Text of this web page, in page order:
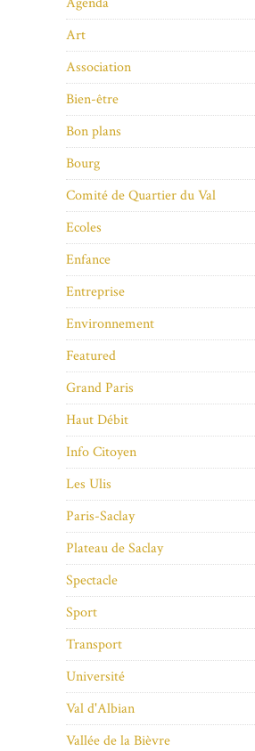
Art
Association
Bien-être
Bon plans
Bourg
Comité de Quartier du Val
Ecoles
Enfance
Entreprise
Environnement
Featured
Grand Paris
Haut Débit
Info Citoyen
Les Ulis
Paris-Saclay
Plateau de Saclay
Spectacle
Sport
Transport
Université
Val d'Albian
Vallée de la Bièvre